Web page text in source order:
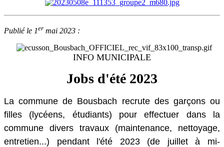
Publié le 1er mai 2023 :
INFO MUNICIPALE
Jobs d'été 2023
La commune de Bousbach recrute des garçons ou
filles (lycéens, étudiants) pour effectuer dans la
commune divers travaux (maintenance, nettoyage,
entretien...) pendant l'été 2023 (de juillet à mi-